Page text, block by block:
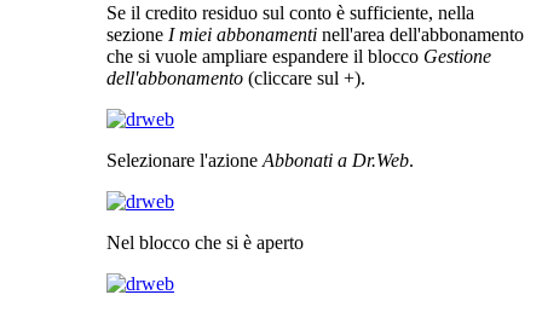
Se il credito residuo sul conto è sufficiente, nella
sezione I miei abbonamenti nell'area dell'abbonamento
che si vuole ampliare espandere il blocco Gestione
dell'abbonamento (cliccare sul +).
Selezionare l'azione Abbonati a Dr.Web.
Nel blocco che si è aperto